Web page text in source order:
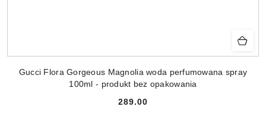
Gucci Flora Gorgeous Magnolia woda perfumowana spray
100ml - produkt bez opakowania
Cena:
289.00